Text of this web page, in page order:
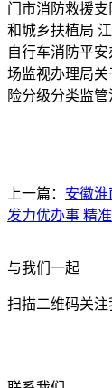
门市消防救援
和城乡扶植局
自行车消防平
场监视办理局
险分级分类监管
上一篇： 安徽
发力优办事 精
与我们一起
扫描二维码关注